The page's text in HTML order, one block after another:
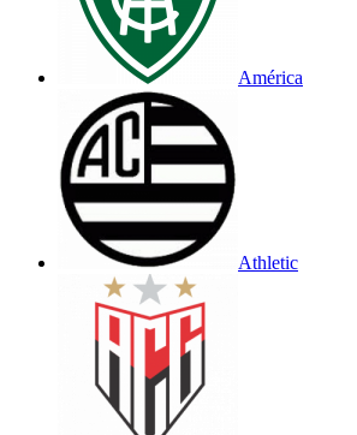
América
Athletic